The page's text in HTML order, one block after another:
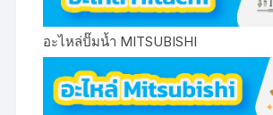
อะไหล่ปั๊มน้ำ MITSUBISHI